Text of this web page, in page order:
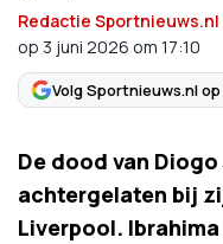
Redactie Sportnieuws.nl
op 3 juni 2026 om 17:10
Volg Sportnieuws.nl
De dood van
achtergelaten bij
Liverpool.